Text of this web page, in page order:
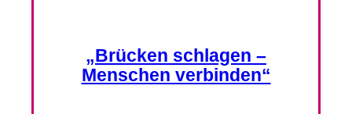
„Brücken schlagen –
Menschen verbinden“